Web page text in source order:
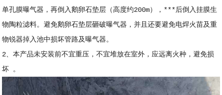
单孔膜曝气器，再倒入鹅卵石垫层（高度约200m），***后倒入挂膜生
物陶粒滤料。避免鹅卵石垫层砸破曝气器，并且还要避免电焊火苗及重
物锐器掉入池中损坏管路及曝气器。
2、本产品未安装前不宜重压，不宜堆放在室外，应远离火种，避免损
坏 。